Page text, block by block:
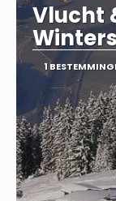
Vlucht
1